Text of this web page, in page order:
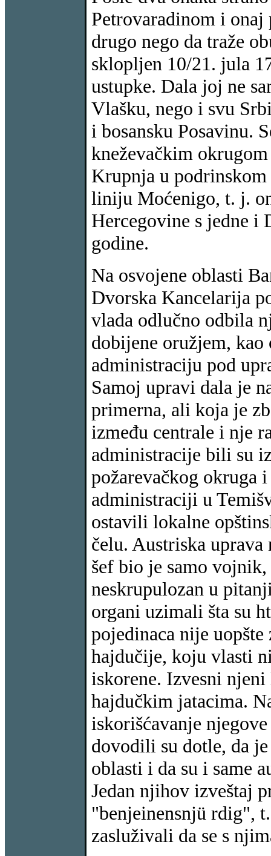
Petrovaradinom i
drugo nego da traže
sklopljen 10/21. jula
ustupke. Dala joj ne
Vlašku, nego i svu
i bosansku Posavinu.
kneževačkim
Krupnja u
liniju Moćenigo, t. j.
Hercegovine s jedne i
godine.
Na osvojene oblasti
Dvorska Kancelarija
vlada odlučno odbila
dobijene oružjem,
administraciju pod
Samoj upravi dala je
primerna, ali koja je
između centrale i nje
administracije bili su
požarevačkog okruga
administraciji u
ostavili lokalne
čelu. Austriska
šef bio je samo
neskrupulozan u
organi uzimali šta su
pojedinaca nije
hajdučije, koju vlasti
iskorene. Izvesni
hajdučkim jatacima.
iskorišćavanje
dovodili su dotle, da
oblasti i da su i same
Jedan njihov izveštaj
"benjeinensnjü rdig",
zasluživali da se s